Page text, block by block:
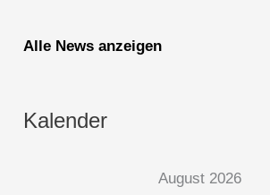
Alle News anzeigen
Kalender
August 2026